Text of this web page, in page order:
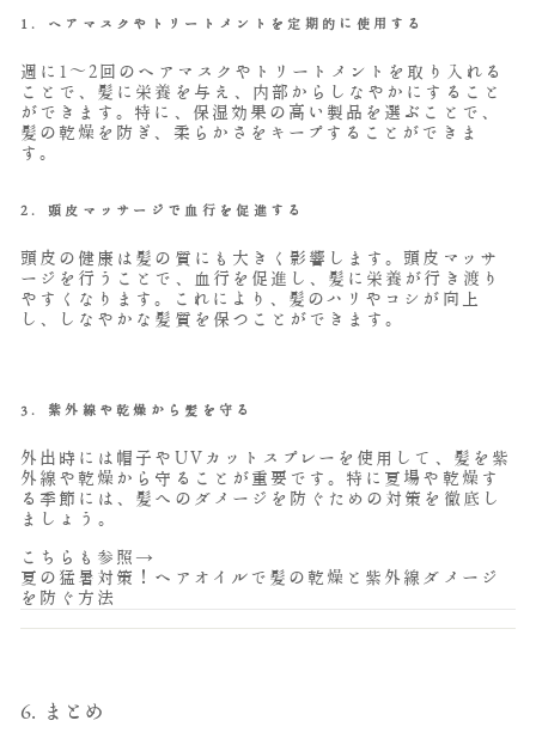
1. ヘアマスクやトリートメントを定期的に使用する
週に1〜2回のヘアマスクやトリートメントを取り入れる
ことで、髪に栄養を与え、内部からしなやかにすること
ができます。特に、保湿効果の高い製品を選ぶことで、
髪の乾燥を防ぎ、柔らかさをキープすることができま
す。
2. 頭皮マッサージで血行を促進する
頭皮の健康は髪の質にも大きく影響します。頭皮マッサ
ージを行うことで、血行を促進し、髪に栄養が行き渡り
やすくなります。これにより、髪のハリやコシが向上
し、しなやかな髪質を保つことができます。
3. 紫外線や乾燥から髪を守る
外出時には帽子やUVカットスプレーを使用して、髪を紫
外線や乾燥から守ることが重要です。特に夏場や乾燥す
る季節には、髪へのダメージを防ぐための対策を徹底し
ましょう。
こちらも参照→
夏の猛暑対策！ヘアオイルで髪の乾燥と紫外線ダメージ
を防ぐ方法
6. まとめ